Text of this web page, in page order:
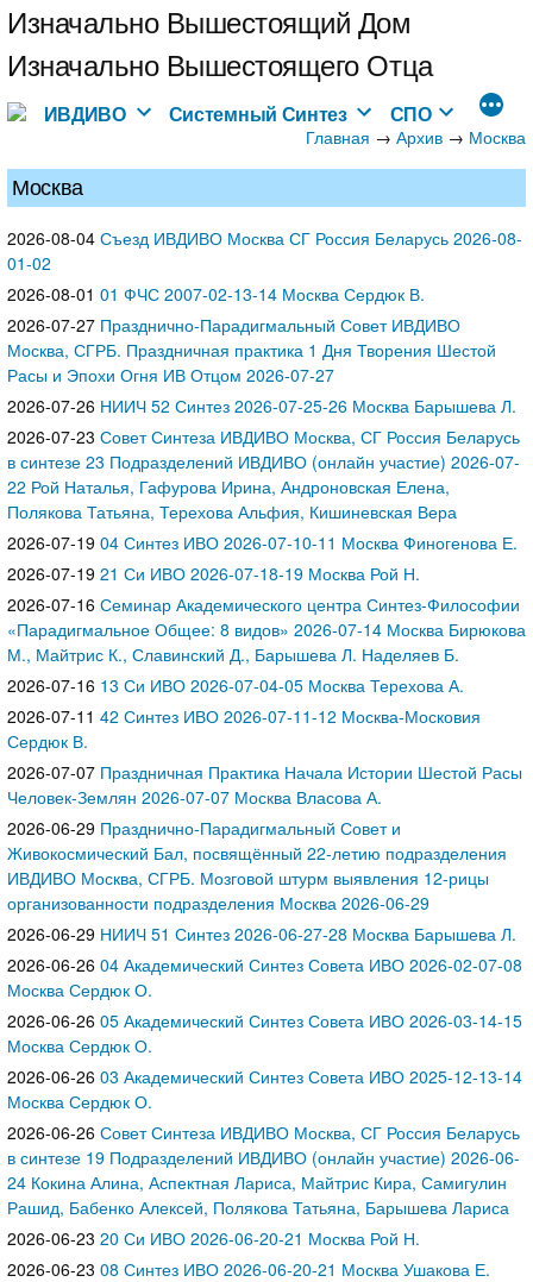
Перейти
к
содержимому
Изначально Вышестоящий Дом
Изначально Вышестоящего Отца
ИВДИВО Системный Синтез СПО
Главная → Архив → Москва
Москва
2026-08-04 Съезд ИВДИВО Москва СГ Россия Беларусь 2026-08-
01-02
2026-08-01 01 ФЧС 2007-02-13-14 Москва Сердюк В.
2026-07-27 Празднично-Парадигмальный Совет ИВДИВО
Москва, СГРБ. Праздничная практика 1 Дня Творения Шестой
Расы и Эпохи Огня ИВ Отцом 2026-07-27
2026-07-26 НИИЧ 52 Синтез 2026-07-25-26 Москва Барышева Л.
2026-07-23 Совет Синтеза ИВДИВО Москва, СГ Россия Беларусь
в синтезе 23 Подразделений ИВДИВО (онлайн участие) 2026-07-
22 Рой Наталья, Гафурова Ирина, Андроновская Елена,
Полякова Татьяна, Терехова Альфия, Кишиневская Вера
2026-07-19 04 Синтез ИВО 2026-07-10-11 Москва Финогенова Е.
2026-07-19 21 Си ИВО 2026-07-18-19 Москва Рой Н.
2026-07-16 Семинар Академического центра Синтез-Философии
«Парадигмальное Общее: 8 видов» 2026-07-14 Москва Бирюкова
М., Майтрис К., Славинский Д., Барышева Л. Наделяев Б.
2026-07-16 13 Си ИВО 2026-07-04-05 Москва Терехова А.
2026-07-11 42 Синтез ИВО 2026-07-11-12 Москва-Московия
Сердюк В.
2026-07-07 Праздничная Практика Начала Истории Шестой Расы
Человек-Землян 2026-07-07 Москва Власова А.
2026-06-29 Празднично-Парадигмальный Совет и
Живокосмический Бал, посвящённый 22-летию подразделения
ИВДИВО Москва, СГРБ. Мозговой штурм выявления 12-рицы
организованности подразделения Москва 2026-06-29
2026-06-29 НИИЧ 51 Синтез 2026-06-27-28 Москва Барышева Л.
2026-06-26 04 Академический Синтез Совета ИВО 2026-02-07-08
Москва Сердюк О.
2026-06-26 05 Академический Синтез Совета ИВО 2026-03-14-15
Москва Сердюк О.
2026-06-26 03 Академический Синтез Совета ИВО 2025-12-13-14
Москва Сердюк О.
2026-06-26 Совет Синтеза ИВДИВО Москва, СГ Россия Беларусь
в синтезе 19 Подразделений ИВДИВО (онлайн участие) 2026-06-
24 Кокина Алина, Аспектная Лариса, Майтрис Кира, Самигулин
Рашид, Бабенко Алексей, Полякова Татьяна, Барышева Лариса
2026-06-23 20 Си ИВО 2026-06-20-21 Москва Рой Н.
2026-06-23 08 Синтез ИВО 2026-06-20-21 Москва Ушакова Е.